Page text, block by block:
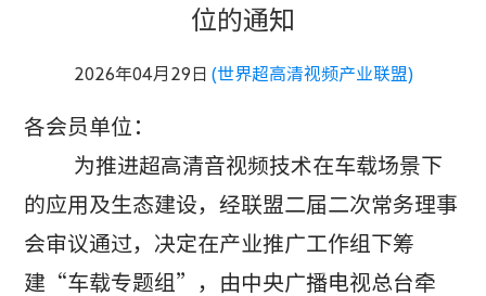
位的通知
2026年04月29日 (世界超高清视频产业联盟)
各会员单位：
为推进超高清音视频技术在车载场景下
的应用及生态建设 ，经联盟二届二次常务理事
会审议通过，决定在产业推广工作组下筹
建“车载专题组”，由中央广播电视总台牵